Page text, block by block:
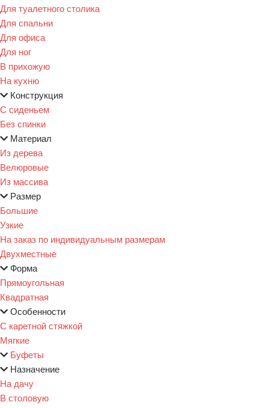
Для туалетного столика
Для спальни
Для офиса
Для ног
В прихожую
На кухню
Конструкция
С сиденьем
Без спинки
Материал
Из дерева
Велюровые
Из массива
Размер
Большие
Узкие
На заказ по индивидуальным размерам
Двухместные
Форма
Прямоугольная
Квадратная
Особенности
С каретной стяжкой
Мягкие
Буфеты
Назначение
На дачу
В столовую